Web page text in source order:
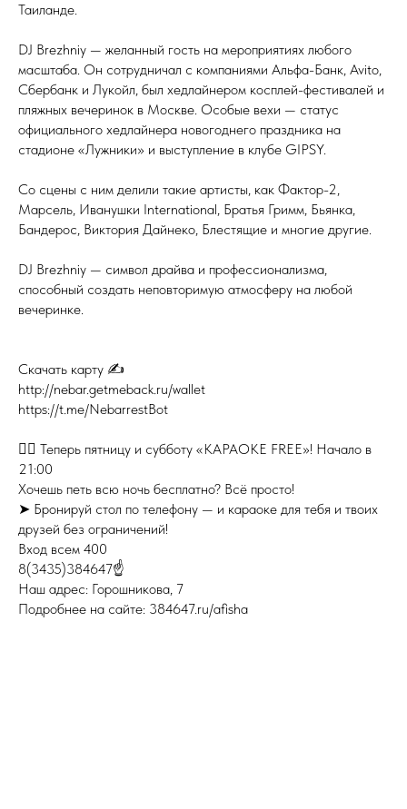
Таиланде.
DJ Brezhniy — желанный гость на мероприятиях любого
масштаба. Он сотрудничал с компаниями Альфа-Банк, Avito,
Сбербанк и Лукойл, был хедлайнером косплей-фестивалей и
пляжных вечеринок в Москве. Особые вехи — статус
официального хедлайнера новогоднего праздника на
стадионе «Лужники» и выступление в клубе GIPSY.
Со сцены с ним делили такие артисты, как Фактор-2,
Марсель, Иванушки International, Братья Гримм, Бьянка,
Бандерос, Виктория Дайнеко, Блестящие и многие другие.
DJ Brezhniy — символ драйва и профессионализма,
способный создать неповторимую атмосферу на любой
вечеринке.
Скачать карту ✍️
http://nebar.getmeback.ru/wallet
https://t.me/NebarrestBot
👉🏻 Теперь пятницу и субботу «КАРАОКЕ FREE»! Начало в
21:00
Хочешь петь всю ночь бесплатно? Всё просто!
➤ Бронируй стол по телефону — и караоке для тебя и твоих
друзей без ограничений!
Вход всем 400
8(3435)384647☝
Наш адрес: Горошникова, 7
Подробнее на сайте: 384647.ru/afisha